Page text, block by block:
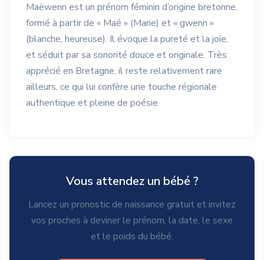
Maëwenn est un prénom féminin d’origine bretonne,
formé à partir de « Maé » (Marie) et « gwenn »
(blanche, heureuse). Il évoque la pureté et la joie,
et séduit par sa sonorité douce et originale. Très
apprécié en Bretagne, il reste relativement rare
ailleurs, ce qui lui confère une touche régionale
authentique et pleine de poésie.
Vous attendez un bébé ?
Lancez un pronostic de naissance gratuit et invitez
vos proches à deviner le prénom, la date, le sexe
et le poids du bébé.